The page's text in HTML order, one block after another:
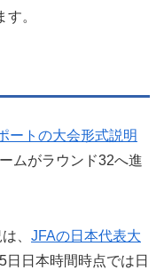
。
ートの大会形式説明
ムがラウンド32へ進
、 JFAの日本代表大
日本時間時点では日